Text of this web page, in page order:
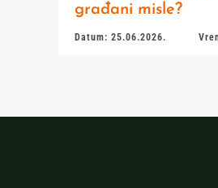
građani misle?
Datum: 25.06.2026.